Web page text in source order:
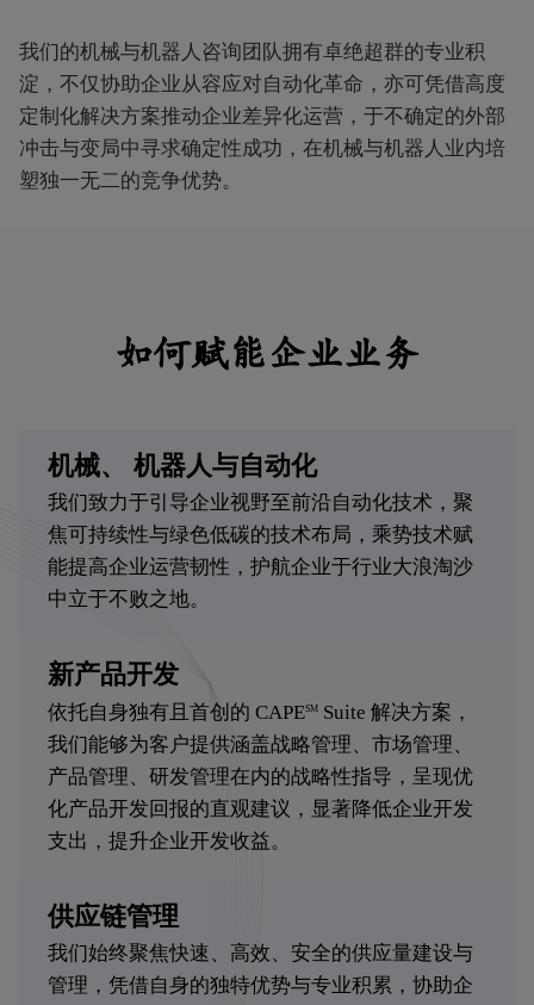
我们的机械与机器人咨询团队拥有卓绝超群的专业积
淀，不仅协助企业从容应对自动化革命，亦可凭借高度
定制化解决方案推动企业差异化运营，于不确定的外部
冲击与变局中寻求确定性成功，在机械与机器人业内培
塑独一无二的竞争优势。
如何赋能企业业务
机械、 机器人与自动化
我们致力于引导企业视野至前沿自动化技术，聚
焦可持续性与绿色低碳的技术布局，乘势技术赋
能提高企业运营韧性，护航企业于行业大浪淘沙
中立于不败之地。
新产品开发
依托自身独有且首创的 CAPESMSuite 解决方案，
我们能够为客户提供涵盖战略管理、市场管理、
产品管理、研发管理在内的战略性指导，呈现优
化产品开发回报的直观建议，显著降低企业开发
支出，提升企业开发收益。
供应链管理
我们始终聚焦快速、高效、安全的供应量建设与
管理，凭借自身的独特优势与专业积累，协助企